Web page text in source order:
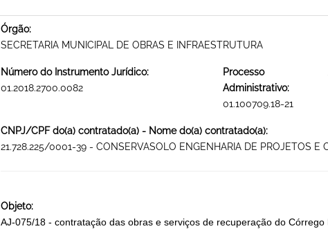
Órgão:
SECRETARIA MUNICIPAL DE OBRAS E INFRAESTRUTURA
Número do Instrumento Jurídico:
01.2018.2700.0082
Processo
Administrativo:
01.100709.18-21
CNPJ/CPF do(a) contratado(a) - Nome do(a) contratado(a):
21.728.225/0001-39 - CONSERVASOLO ENGENHARIA DE PROJETOS E
Objeto:
AJ-075/18 - contratação das obras e serviços de recuperação do